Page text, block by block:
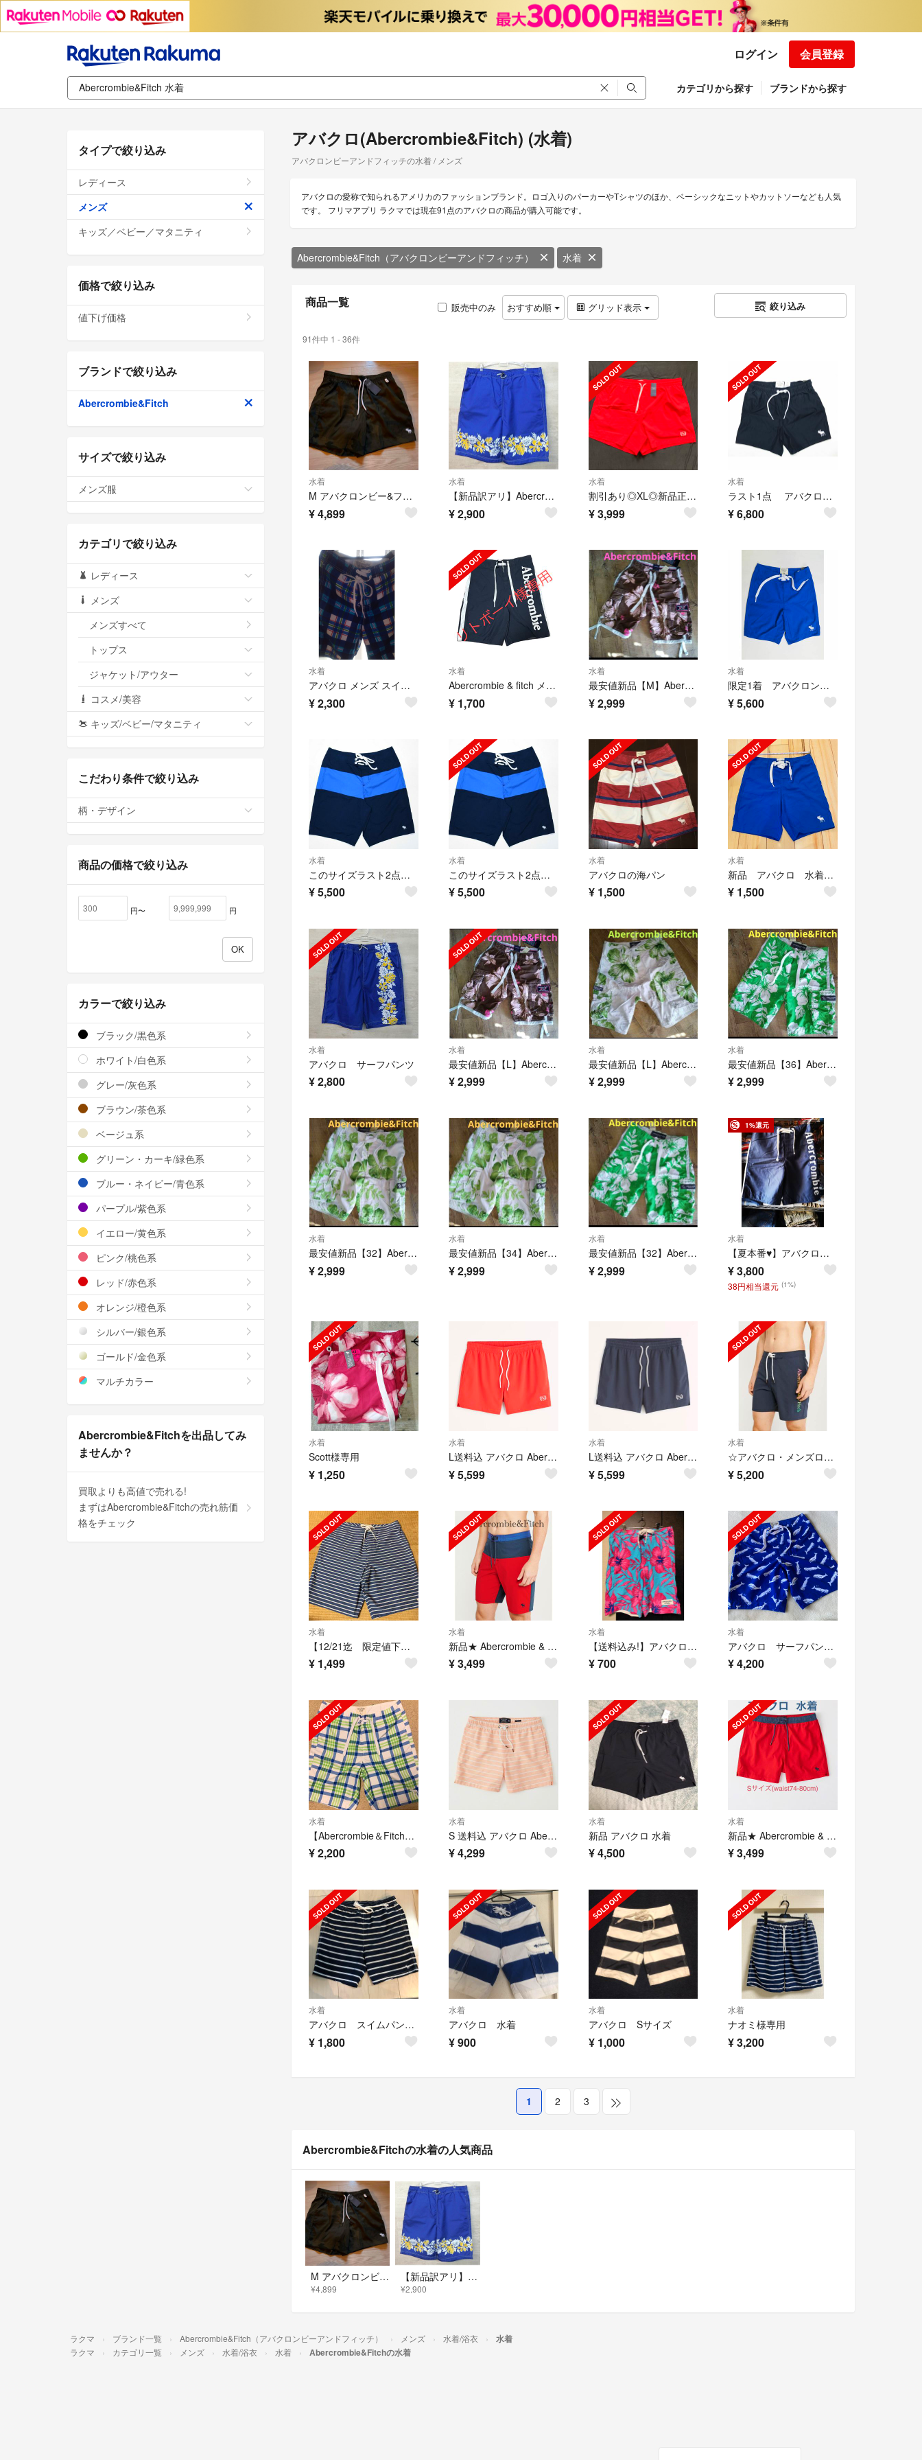
ログイン 会員登録
カテゴリから探す ブランドから探す
アバクロ(Abercrombie&Fitch) (水着)
アバクロンビーアンドフィッチの水着 / メンズ
アバクロの愛称で知られるアメリカのファッションブランド。ロゴ入りのパーカーやTシャツのほか、ベーシックなニットやカットソーなども人気
です。 フリマアプリ ラクマでは現在91点のアバクロの商品が購入可能です。
Abercrombie&Fitch（アバクロンビーアンドフィッチ） 水着
商品一覧 販売中のみ おすすめ順 グリッド表示 絞り込み
91件中 1 - 36件
水着
M アバクロンビー&フィッチ 水着 海水パンツ サーフパンツ シンプル 水陸両用
¥4,899
水着
【新品訳アリ】Abercrombie & Fitch サーフパンツ ボタニカル柄
¥2,900
水着
割引あり◎XL◎新品正規品◎アバクロ◎スイムパンツ◎送料無料
¥3,999
水着
ラスト1点 アバクロンビー メンズ シンプルでカッコ良い水着 ネイビー XL
¥6,800
水着
アバクロ メンズ スイムウェア 水着 M
¥2,300
水着
Abercrombie & fitch メンズ水着
¥ 1,700
水着
最安値新品【M】Abercrombie&Fitchサーフパンツ
¥2,999
水着
限定1着 アバクロンビー スイム格好良く目立つ 鮮やかなブルー サイズ XS
¥5,600
水着
このサイズラスト2点 格好良いい アバクロンビー メンズ スイム サイズ S
¥5,500
水着
このサイズラスト2点 格好良いい アバクロンビー メンズ スイム サイズ L
¥5,500
水着
アバクロの海パン
¥ 1,500
水着
新品 アバクロ 水着 ブルー M
¥ 1,500
水着
アバクロ サーフパンツ
¥2,800
水着
最安値新品【L】Abercrombie&Fitch水着
¥2,999
水着
最安値新品【L】Abercrombie&Fitch水着
¥2,999
水着
最安値新品【36】Abercrombie&Fitch水着
¥2,999
水着
最安値新品【32】Abercrombie&Fitch水着
¥2,999
水着
最安値新品【34】Abercrombie&Fitch水着
¥2,999
水着
最安値新品【32】Abercrombie&Fitch水着
¥2,999
1%還元
水着
【夏本番♥】アバクロンビー&フィッチ 海水パンツ / サイズM-L
¥3,800
38円相当還元 (1%)
水着
Scott様専用
¥ 1,250
水着
L送料込 アバクロ Abercrombie&Fitch スイムパンツ ホリスター
¥5,599
水着
L送料込 アバクロ Abercrombie&Fitch スイムパンツ ホリスター
¥5,599
水着
☆アバクロ・メンズロゴ水着★２８★★
¥5,200
水着
【12/21迄 限定値下げ アバクロ 水着メンズ スイミング 夏】
¥ 1,499
水着
新品★ Abercrombie & Fitch アバクロ メンズ 水着
¥3,499
水着
【送料込み!】アバクロ スイムショーツ Mサイズ(日本サイズLサイズ)
¥700
水着
アバクロ サーフパンツ 水着 SIZE S
¥4,200
水着
【Abercrombie＆Fitch】アバクロンビー＆フィッチ 水着
¥2,200
水着
S 送料込 アバクロ Abercrombie&Fitch スイムパンツ 水着
¥4,299
水着
新品 アバクロ 水着
¥4,500
水着
新品★ Abercrombie & Fitch アバクロ 水着 ボードショーツ
¥3,499
水着
アバクロ スイムパンツ 水着 海パン
¥ 1,800
水着
アバクロ 水着
¥900
水着
アバクロ Sサイズ
¥ 1,000
水着
ナオミ様専用
¥3,200
1 2 3
Abercrombie&Fitchの水着の人気商品
M アバクロンビー&フィッチ 水着 海水パンツ サーフパンツ シンプル 水陸両用
¥4,899
【新品訳アリ】Abercrombie & Fitch サーフパンツ ボタニカル柄
¥2,900
タイプで絞り込み
レディース
メンズ
キッズ／ベビー／マタニティ
価格で絞り込み
値下げ価格
ブランドで絞り込み
Abercrombie&Fitch
サイズで絞り込み
メンズ服
カテゴリで絞り込み
レディース
メンズ
メンズすべて
トップス
ジャケット/アウター
コスメ/美容
キッズ/ベビー/マタニティ
こだわり条件で絞り込み
柄・デザイン
商品の価格で絞り込み
円〜 円
カラーで絞り込み
ブラック/黒色系
ホワイト/白色系
グレー/灰色系
ブラウン/茶色系
ベージュ系
グリーン・カーキ/緑色系
ブルー・ネイビー/青色系
パープル/紫色系
イエロー/黄色系
ピンク/桃色系
レッド/赤色系
オレンジ/橙色系
シルバー/銀色系
ゴールド/金色系
マルチカラー
Abercrombie&Fitchを出品してみ
ませんか？
買取よりも高値で売れる!
まずはAbercrombie&Fitchの売れ筋価
格をチェック
ラクマ ブランド一覧 Abercrombie&Fitch（アバクロンビーアンドフィッチ） メンズ 水着/浴衣 水着
ラクマ カテゴリ一覧 メンズ 水着/浴衣 水着 Abercrombie&Fitchの水着